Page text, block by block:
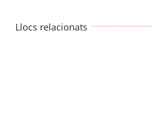
Llocs relacionats